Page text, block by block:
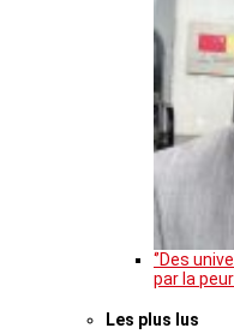
‘’Des
par la peur
Les plus lus